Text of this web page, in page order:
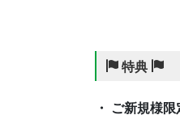
特典
・ ご新規様